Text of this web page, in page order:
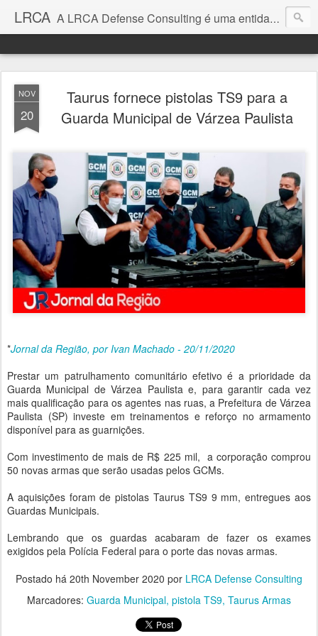
LRCA A LRCA Defense Consulting é uma entidade sem fins lucrativos que se dedica a produzir e divulgar notícias e análises sobre as Empresas de Defesa. Não somos jornalistas e nem este é um blog jornalístico.
NOV
20
Taurus fornece pistolas TS9 para a
Guarda Municipal de Várzea Paulista
*Jornal da Região, por Ivan Machado - 20/11/2020
Prestar um patrulhamento comunitário efetivo é a prioridade da
Guarda Municipal de Várzea Paulista e, para garantir cada vez
mais qualificação para os agentes nas ruas, a Prefeitura de Várzea
Paulista (SP) investe em treinamentos e reforço no armamento
disponível para as guarnições.
Com investimento de mais de R$ 225 mil, a corporação comprou
50 novas armas que serão usadas pelos GCMs.
A aquisições foram de pistolas Taurus TS9 9 mm, entregues aos
Guardas Municipais.
Lembrando que os guardas acabaram de fazer os exames
exigidos pela Polícia Federal para o porte das novas armas.
Postado há 20th November 2020 por LRCA Defense Consulting
Marcadores: Guarda Municipal pistola TS9 Taurus Armas